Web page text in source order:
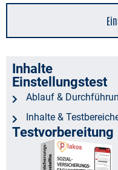
Inhalte
Einstellungstest
Ablauf &
Inhalte &
Testvorbereitung